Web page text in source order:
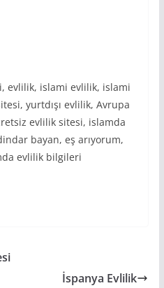
evlilik, islami evlilik, islami
yurtdışı evlilik, Avrupa
evlilik sitesi, islamda
bayan, eş arıyorum,
evlilik bilgileri
İspanya Evlilik